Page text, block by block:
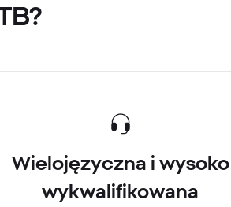
Wielojęzyczna i wysoko
wykwalifikowana